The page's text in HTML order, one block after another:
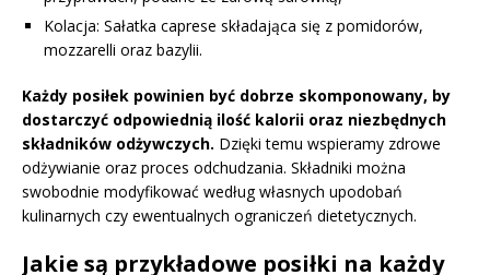
Kolacja: Sałatka caprese składająca się z pomidorów,
mozzarelli oraz bazylii.
Każdy posiłek powinien być dobrze skomponowany, by
dostarczyć odpowiednią ilość kalorii oraz niezbędnych
składników odżywczych. Dzięki temu wspieramy zdrowe
odżywianie oraz proces odchudzania. Składniki można
swobodnie modyfikować według własnych upodobań
kulinarnych czy ewentualnych ograniczeń dietetycznych.
Jakie są przykładowe posiłki na każdy